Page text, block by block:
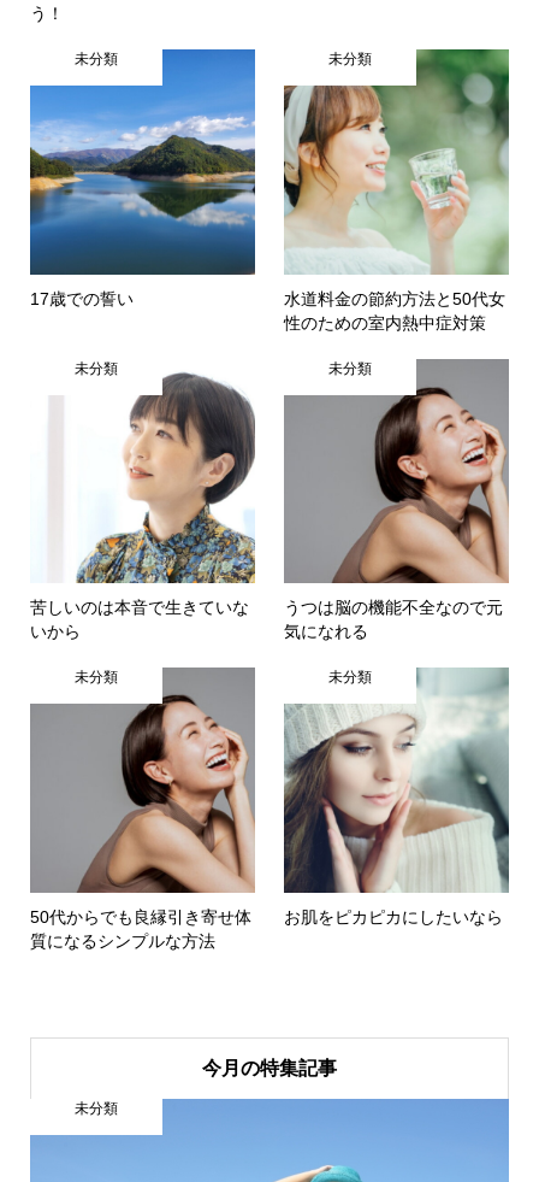
う！
未分類
17歳での誓い
未分類
水道料金の節約方法と50代女
性のための室内熱中症対策
未分類
苦しいのは本音で生きていな
いから
未分類
うつは脳の機能不全なので元
気になれる
未分類
50代からでも良縁引き寄せ体
質になるシンプルな方法
未分類
お肌をピカピカにしたいなら
今月の特集記事
未分類